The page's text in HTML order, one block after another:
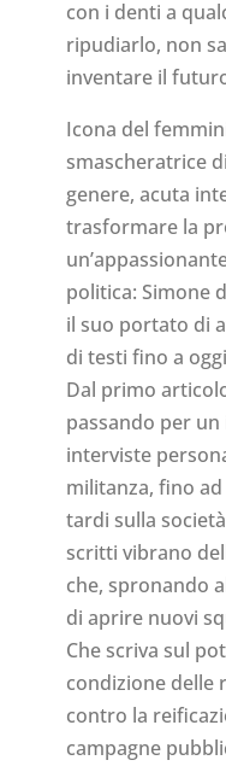
con i denti a
ripudiarlo, non
inventare il
Icona del
smascheratrice
genere, acuta
trasformare la
politica: Simone
il suo portato di
di testi fino a
Dal primo
passando per
interviste
militanza, fino
tardi sulla
scritti vibrano
che, spronando
di aprire nuovi
Che scriva sul
condizione delle
contro la
campagne